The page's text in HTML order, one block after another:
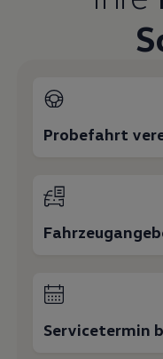
Familie
Probefahrt
Servicetermin